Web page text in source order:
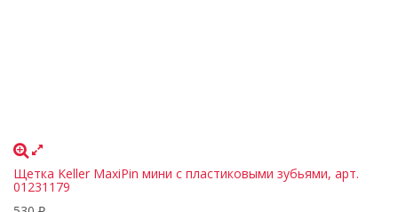
Щетка Keller MaxiPin мини с пластиковыми зубьями, арт.
01231179